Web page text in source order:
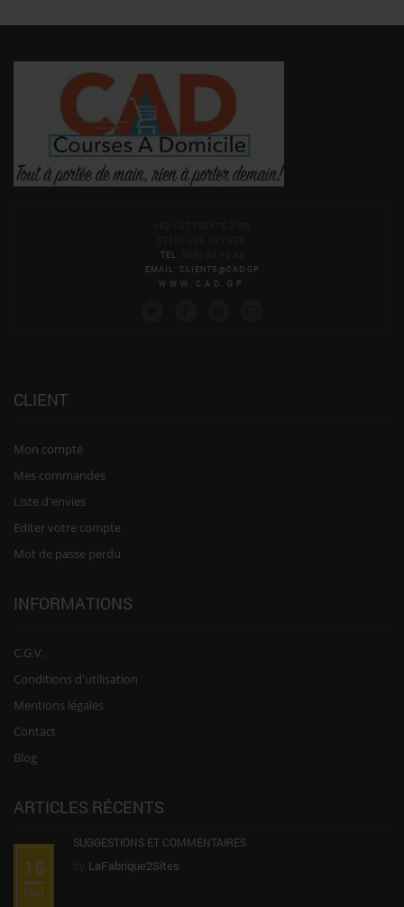
TEL
EMAIL
CLIENTS@CAD.GP
WWW.CAD.GP
CLIENT
Mon compte
Mes commandes
Liste d'envies
Editer votre compte
Mot de passe perdu
INFORMATIONS
C.G.V.
Conditions d'utilisation
Mentions légales
Contact
Blog
ARTICLES RÉCENTS
15
MAI
SUGGESTIONS ET COMMENTAIRES
LaFabrique2Sites